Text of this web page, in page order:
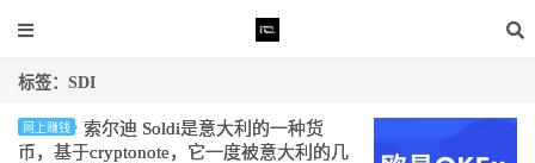
标签：SDI
网上赚钱
索尔迪 Soldi是意大利的一种货
币，基于cryptonote，它一度被意大利的几